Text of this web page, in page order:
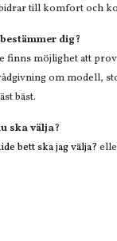
till komfort och
dig?
möjlighet att
om modell,
bäst.
ska välja?
bett ska jag välja?